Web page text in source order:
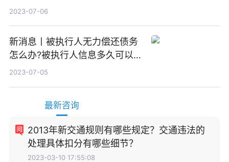
2023-07-06
新消息丨被执行人无力偿还债务
怎么办?被执行人信息多久可以
消除?
2023-07-05
最新咨询
2013年新交通规则有哪些规定？交通违法的
处理具体扣分有哪些细节？
2023-03-10 17:55:08